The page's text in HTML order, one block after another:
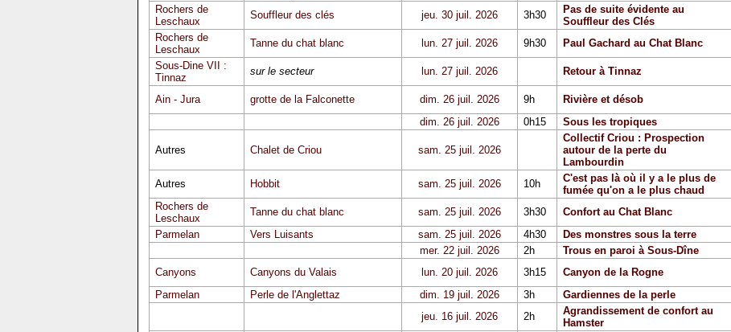
Rochers de
Leschaux
Souffleur des clés jeu. 30 juil. 2026 3h30
Pas de suite évidente au
Souffleur des Clés
Rochers de
Leschaux
Tanne du chat blanc lun. 27 juil. 2026 9h30 Paul Gachard au Chat Blanc
Sous-Dine VII :
Tinnaz
sur le secteur lun. 27 juil. 2026 Retour à Tinnaz
Ain - Jura grotte de la Falconette dim. 26 juil. 2026 9h Rivière et désob
dim. 26 juil. 2026
0h15 Sous les tropiques
Autres Chalet de Criou sam. 25 juil. 2026
Collectif Criou : Prospection
autour de la perte du
Lambourdin
Autres
Hobbit sam. 25 juil. 2026 10h
C'est pas là où il y a le plus de
fumée qu'on a le plus chaud
Rochers de
Leschaux
Tanne du chat blanc sam. 25 juil. 2026 3h30 Confort au Chat Blanc
Parmelan
Vers Luisants sam. 25 juil. 2026 4h30 Des monstres sous la terre
mer. 22 juil. 2026
2h Trous en paroi à Sous-Dîne
Canyons
Canyons du Valais lun. 20 juil. 2026 3h15 Canyon de la Rogne
Parmelan
Perle de l'Anglettaz dim. 19 juil. 2026 3h Gardiennes de la perle
jeu. 16 juil. 2026
2h
Agrandissement de confort au
Hamster